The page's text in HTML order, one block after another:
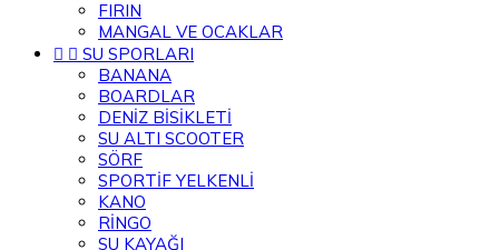
FIRIN
MANGAL VE OCAKLAR
  SU SPORLARI
BANANA
BOARDLAR
DENİZ BİSİKLETİ
SU ALTI SCOOTER
SÖRF
SPORTİF YELKENLİ
KANO
RİNGO
SU KAYAĞI